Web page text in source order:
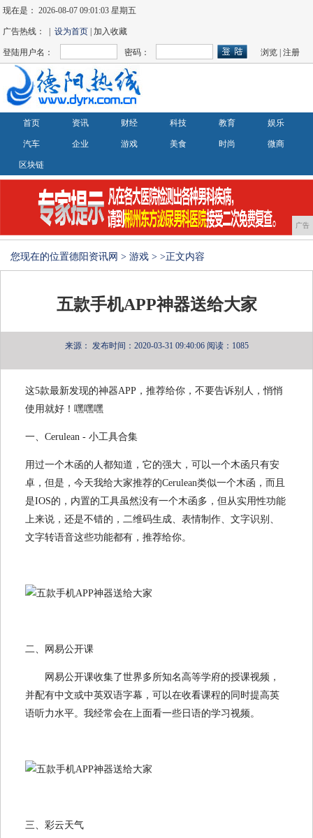
现在是：2026-08-07 09:01:03 星期五
广告热线： |设为首页 | 加入收藏
登陆用户名： 密码： 浏览 |注册
首页 资讯 财经 科技 教育 娱乐
汽车 企业 游戏 美食 时尚 微商
区块链
广告
您现在的位置德阳资讯网 > 游戏 > >正文内容
五款手机APP神器送给大家
来源： 发布时间：2020-03-31 09:40:06 阅读：1085
这5款最新发现的神器APP，推荐给你，不要告诉别人，悄悄
使用就好！嘿嘿嘿
一、Cerulean - 小工具合集
用过一个木函的人都知道，它的强大，可以一个木函只有安
卓，但是，今天我给大家推荐的Cerulean类似一个木函，而且
是IOS的，内置的工具虽然没有一个木函多，但从实用性功能
上来说，还是不错的，二维码生成、表情制作、文字识别、
文字转语音这些功能都有，推荐给你。
二、网易公开课
网易公开课收集了世界多所知名高等学府的授课视频，
并配有中文或中英双语字幕，可以在收看课程的同时提高英
语听力水平。我经常会在上面看一些日语的学习视频。
三、彩云天气